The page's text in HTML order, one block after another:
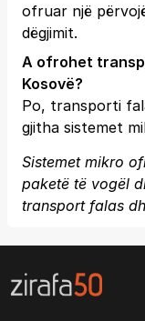
ofruar një
dëgjimit.
A ofrohet
Kosovë?
Po, transporti
gjitha sistemet
Sistemet mikro
paketë të vogël
transport falas